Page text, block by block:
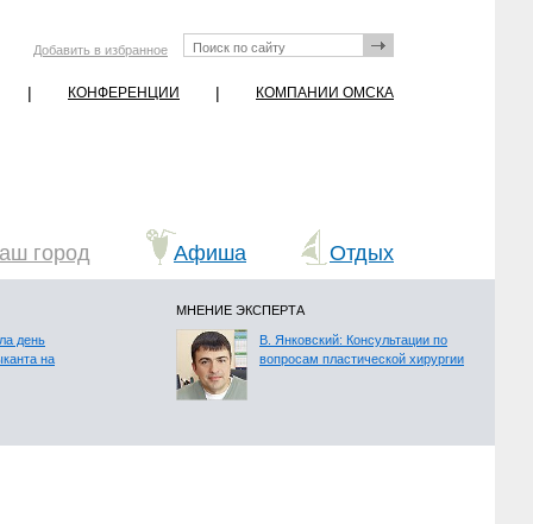
Добавить в избранное
| КОНФЕРЕНЦИИ | КОМПАНИИ ОМСКА
город Афиша Отдых
день
на
МНЕНИЕ ЭКСПЕРТА
В. Янковский: Консультации по
вопросам пластической хирургии